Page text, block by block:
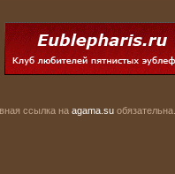
ссылка на agama.su обязательна.